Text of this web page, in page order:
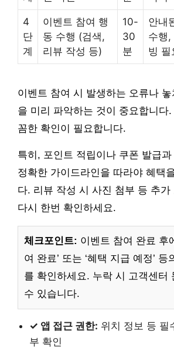
4
단
계
이벤트 참여 행
동 수행 (검색,
리뷰 작성 등)
10-
30
분
안내
수행,
빙 필
이벤트 참여 시 발생하는 오류나
을 미리 파악하는 것이 중요합니다
꼼한 확인이 필요합니다.
특히, 포인트 적립이나 쿠폰 발급
정확한 가이드라인을 따라야 혜택
다. 리뷰 작성 시 사진 첨부 등 추가
다시 한번 확인하세요.
체크포인트: 이벤트 참여 완료 후
여 완료’ 또는 ‘혜택 지급 예정’ 등
를 확인하세요. 누락 시 고객센터
수 있습니다.
✓ 앱 접근 권한: 위치 정보 등 필
부 확인